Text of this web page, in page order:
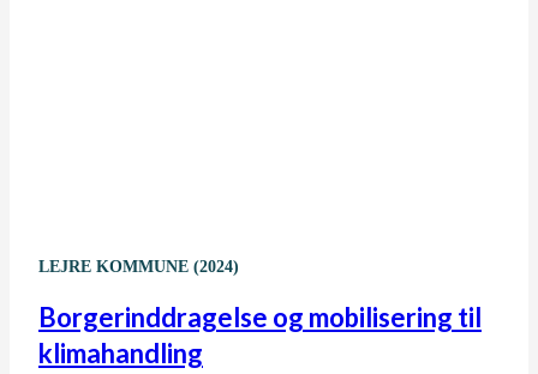
LEJRE KOMMUNE (2024)
Borgerinddragelse og mobilisering til
klimahandling